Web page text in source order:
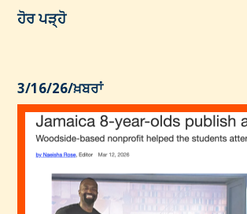
ਹੋਰ ਪੜ੍ਹੋ
3/16/26/ਖ਼ਬਰਾਂ